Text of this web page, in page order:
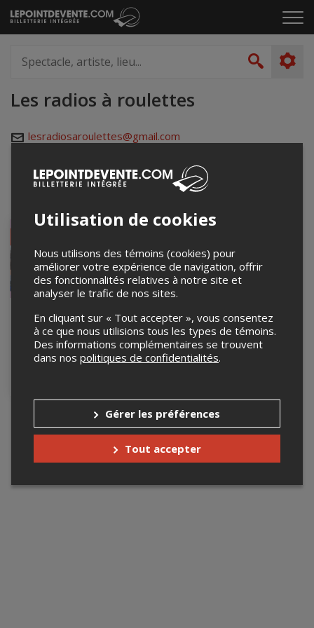
Passer
au
le
artiste,
lieu...
Les radios à roulettes
lesradiosaroulettes@gmail.com
Escale 2026 - visite
des escaliers de
Québec
Du 24 juin au 15 août 2026
Utilisation de cookies
Nous utilisons des témoins (cookies) pour
améliorer votre expérience de navigation, offrir
des fonctionnalités relatives à notre site et
analyser le trafic de nos sites.
En cliquant sur « Tout accepter », vous consentez
à ce que nous utilisions tous les types de témoins.
Des informations complémentaires se trouvent
dans nos politiques de confidentialités.
Gérer les préférences
Tout accepter